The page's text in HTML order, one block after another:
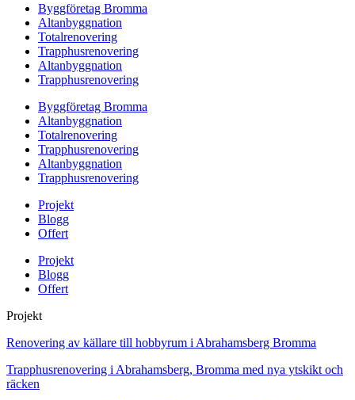
Byggföretag Bromma
Altanbyggnation
Totalrenovering
Trapphusrenovering
Altanbyggnation
Trapphusrenovering
Byggföretag Bromma
Altanbyggnation
Totalrenovering
Trapphusrenovering
Altanbyggnation
Trapphusrenovering
Projekt
Blogg
Offert
Projekt
Blogg
Offert
Projekt
Renovering av källare till hobbyrum i Abrahamsberg Bromma
Trapphusrenovering i Abrahamsberg, Bromma med nya ytskikt och
räcken